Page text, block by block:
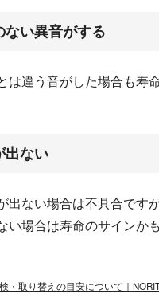
い異音がする
は違う音がした場合も寿
出ない
出ない場合は不具合です
い場合は寿命のサインか
・取り替えの目安について｜